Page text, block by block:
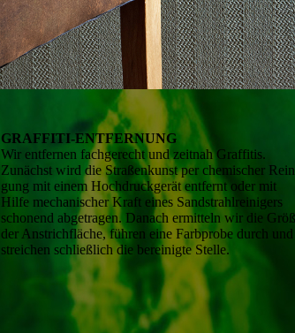
GRAFFITI-ENTFERNUNG
Wir entfernen fach­gerecht und zeitnah Graffitis.
Zunächst wird die Straßen­kunst per chemischer
gung mit einem Hoch­druck­gerät entfernt oder mit
Hilfe mecha­nischer Kraft eines Sand­strahl­reinigers
schonend abgetragen. Danach ermitteln wir die
der Anstrich­fläche, führen eine Farb­probe durch und
streichen schließlich die bereinigte Stelle.